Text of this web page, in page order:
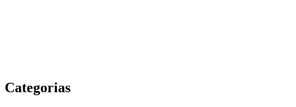
Categorias